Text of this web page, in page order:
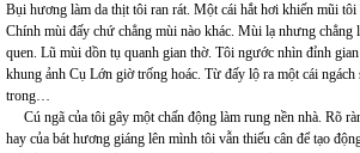
Bụi hương làm da thịt tôi ran rát. Một cái hắt hơi khiến mũi
Chính mùi đấy chứ chẳng mùi nào khác. Mùi lạ nhưng chẳng
quen. Lũ mùi dồn tụ quanh gian thờ. Tôi ngước nhìn đỉnh
khung ảnh Cụ Lớn giờ trống hoác. Từ đấy lộ ra một cái
trong…
Cú ngã của tôi gây một chấn động làm rung nền nhà. Rõ
hay của bát hương giáng lên mình tôi vẫn thiếu cân để tạo